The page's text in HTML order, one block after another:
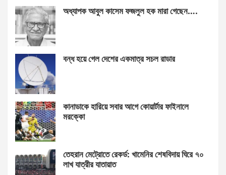
অধ্যাপক আবুল কাসেম ফজলুল হক মারা গেছেন….
বন্ধ হয়ে গেল দেশের একমাত্র সচল রাডার
কানাডাকে হারিয়ে সবার আগে কোয়ার্টার ফাইনালে
মরক্কো
তেহরান মেট্রোতে রেকর্ড: খামেনির শেষবিদায় ঘিরে ৭০
লাখ যাত্রীর যাতায়াত